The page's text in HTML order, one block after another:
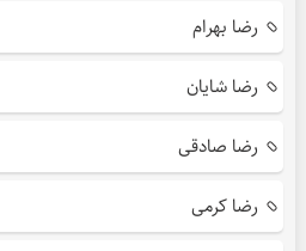
رضا بهرام
رضا شایان
رضا صادقی
رضا کرمی